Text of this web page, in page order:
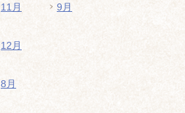
11月 9月
12月
8月